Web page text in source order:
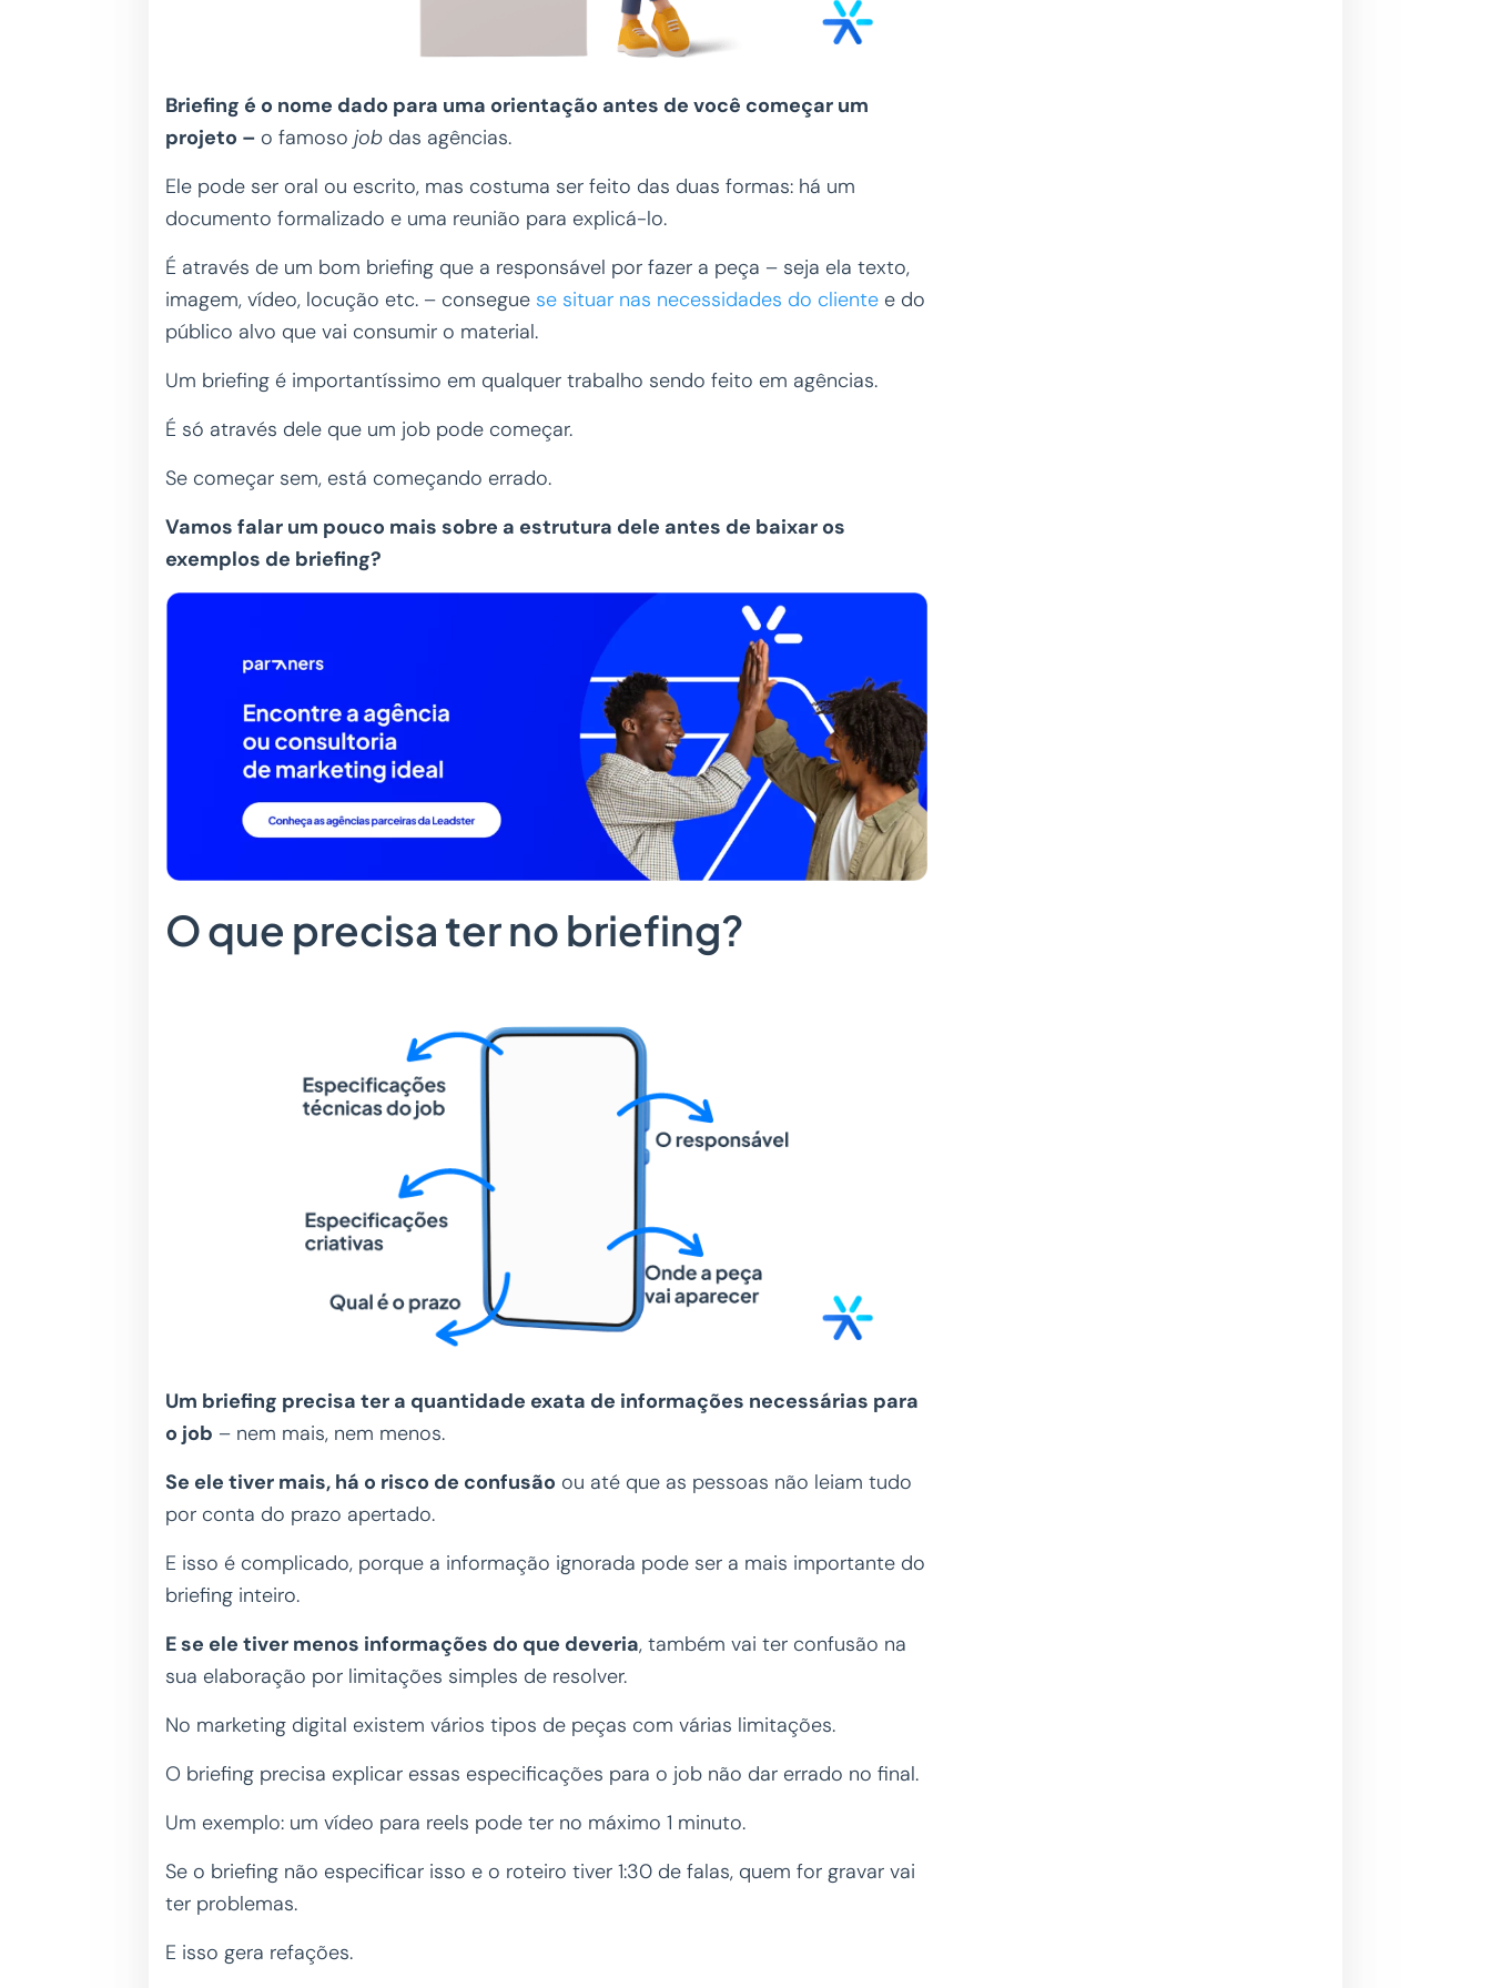
Briefing é o nome dado para uma orientação antes de você começar um
projeto – o famosojob das agências.
Ele pode ser oral ou escrito, mas costuma ser feito das duas formas: há um
documento formalizado e uma reunião para explicá-lo.
É através de um bom briefing que a responsável por fazer a peça – seja ela texto,
imagem, vídeo, locução etc. – consegue se situar nas necessidades do cliente e do
público alvo que vai consumir o material.
Um briefing é importantíssimo em qualquer trabalho sendo feito em agências.
É só através dele que um job pode começar.
Se começar sem, está começando errado.
Vamos falar um pouco mais sobre a estrutura dele antes de baixar os
exemplos de briefing?
O que precisa ter no briefing?
Um briefing precisa ter a quantidade exata de informações necessárias para
o job – nem mais, nem menos.
Se ele tiver mais, há o risco de confusão ou até que as pessoas não leiam tudo
por conta do prazo apertado.
E isso é complicado, porque a informação ignorada pode ser a mais importante do
briefing inteiro.
E se ele tiver menos informações do que deveria, também vai ter confusão na
sua elaboração por limitações simples de resolver.
No marketing digital existem vários tipos de peças com várias limitações.
O briefing precisa explicar essas especificações para o job não dar errado no final.
Um exemplo: um vídeo para reels pode ter no máximo 1 minuto.
Se o briefing não especificar isso e o roteiro tiver 1:30 de falas, quem for gravar vai
ter problemas.
E isso gera refações.